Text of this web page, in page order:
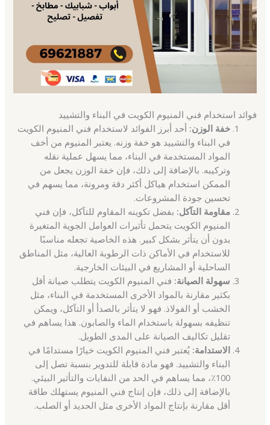
فوائد استخدام فني المنيوم الكويت في البناء والتشييد
خفة الوزن: أحد أبرز الفوائد لاستخدام فني المنيوم الكويت
في البناء والتشييد هو خفة وزنه. يعتبر المنيوم من أخف
المواد المستخدمة في البناء، مما يسهل عملية نقله
وتركيبه. بالإضافة إلى ذلك، فإن خفة الوزن يجعل من
الممكن استخدام هياكل أكثر دقة ومرونة، مما يسهم في
تحسين جودة المشروعات.
مقاومة التآكل: بفضل تكوينه المقاوم للتآكل، فإن فني
المنيوم الكويت يتحمل تأثيرات العوامل الجوية المتغيرة
بدون أن يتأثر بشكل كبير. هذه الخاصية تجعله مناسبًا
للاستخدام في الأماكن ذات الرطوبة العالية، مثل المناطق
الساحلية أو المشاريع في البيئات الخارجية.
سهولة الصيانة: فني المنيوم الكويت يتطلب صيانة أقل
بكثير مقارنة بالمواد الأخرى المستخدمة في البناء، مثل
الخشب أو الفولاذ. فهو لا يتأثر بالصدأ أو التآكل، ويمكن
تنظيفه بسهولة باستخدام الماء والصابون. هذا يساهم في
تقليل تكاليف الصيانة على المدى الطويل.
الاستدامة: يُعتبر فني المنيوم الكويت خيارًا مستدامًا في
البناء والتشييد. فهو مادة قابلة للتدوير بنسبة تصل إلى
100٪، مما يساهم في الحد من النفايات والتأثير البيئي.
بالإضافة إلى ذلك، فإن إنتاج فني المنيوم يستهلك طاقة
أقل مقارنة بإنتاج المواد الأخرى مثل الحديد أو الصلب.